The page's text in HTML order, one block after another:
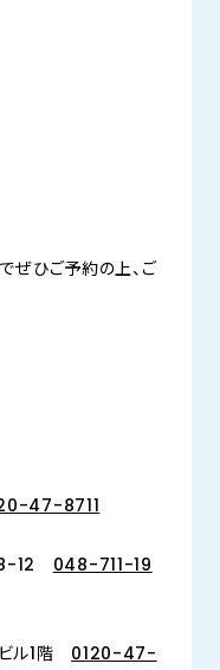
ぜひご予約の上、ご
47-8711
12 048-711-19
ル1階 0120-47-